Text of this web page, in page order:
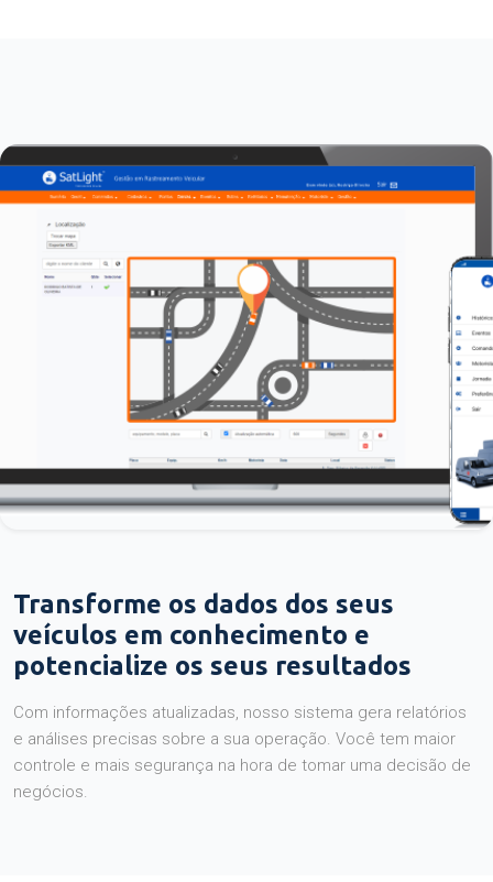
Transforme os dados dos seus
veículos em conhecimento e
potencialize os seus resultados
Com informações atualizadas, nosso sistema gera relatórios
e análises precisas sobre a sua operação. Você tem maior
controle e mais segurança na hora de tomar uma decisão de
negócios.